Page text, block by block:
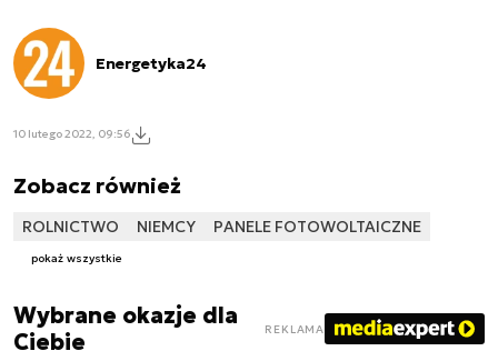
Energetyka24
10 lutego 2022, 09:56
Zobacz również
ROLNICTWO NIEMCY PANELE FOTOWOLTAICZNE
pokaż wszystkie
Wybrane okazje dla
Ciebie
REKLAMA